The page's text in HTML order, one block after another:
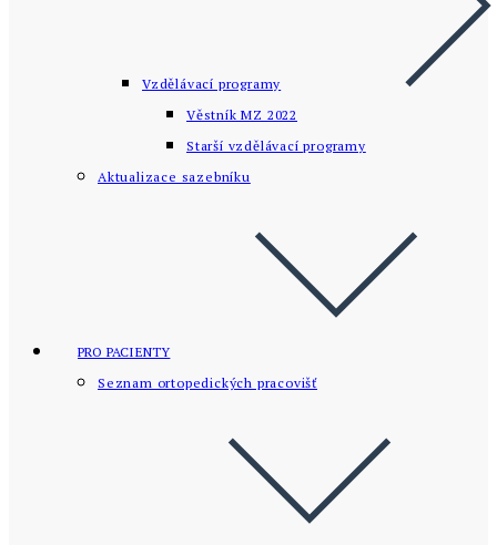
Vzdělávací programy
Věstník MZ 2022
Starší vzdělávací­ programy
Aktualizace sazebníku
PRO PACIENTY
Seznam ortopedických pracovišť